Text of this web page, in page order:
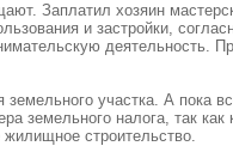
Заплатил хозяин
и застройки,
деятельность.
участка. А
земельного налога, так
строительство.